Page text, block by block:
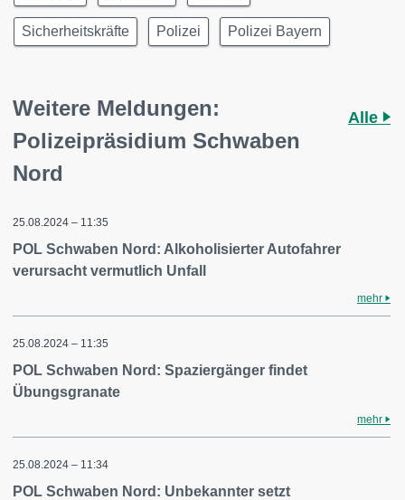
Sicherheitskräfte Polizei Polizei Bayern
Weitere Meldungen:
Polizeipräsidium Schwaben
Nord
Alle
25.08.2024 – 11:35
POL Schwaben Nord: Alkoholisierter Autofahrer
verursacht vermutlich Unfall
mehr
25.08.2024 – 11:35
POL Schwaben Nord: Spaziergänger findet
Übungsgranate
mehr
25.08.2024 – 11:34
POL Schwaben Nord: Unbekannter setzt